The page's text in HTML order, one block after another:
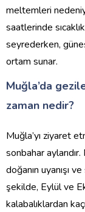
meltemleri
saatlerinde
seyrederken,
ortam sunar.
Muğla’da
zaman nedir?
Muğla’yı ziyaret
sonbahar
doğanın uyanışı
şekilde, Eylül ve
kalabalıklardan